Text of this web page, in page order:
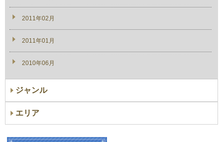
2011年02月
2011年01月
2010年06月
ジャンル
エリア